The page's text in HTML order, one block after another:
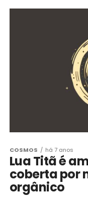
COSMOS há 7 anos
Lua Titã é
coberta por
orgânico